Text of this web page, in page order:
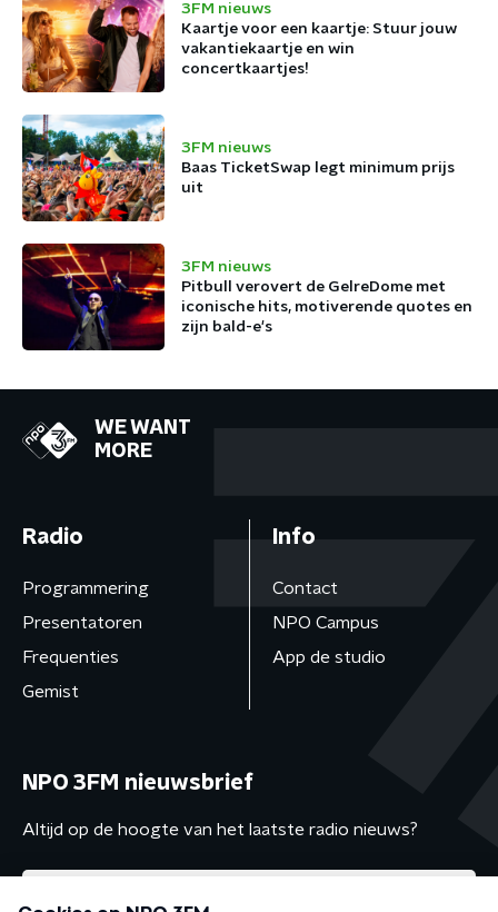
3FM nieuws
Kaartje voor een kaartje: Stuur jouw
vakantiekaartje en win
concertkaartjes!
3FM nieuws
Baas TicketSwap legt minimum prijs
uit
3FM nieuws
Pitbull verovert de GelreDome met
iconische hits, motiverende quotes en
zijn bald-e's
WE WANT
MORE
Radio
Programmering
Presentatoren
Frequenties
Gemist
Info
Contact
NPO Campus
App de studio
NPO 3FM nieuwsbrief
Altijd op de hoogte van het laatste radio nieuws?